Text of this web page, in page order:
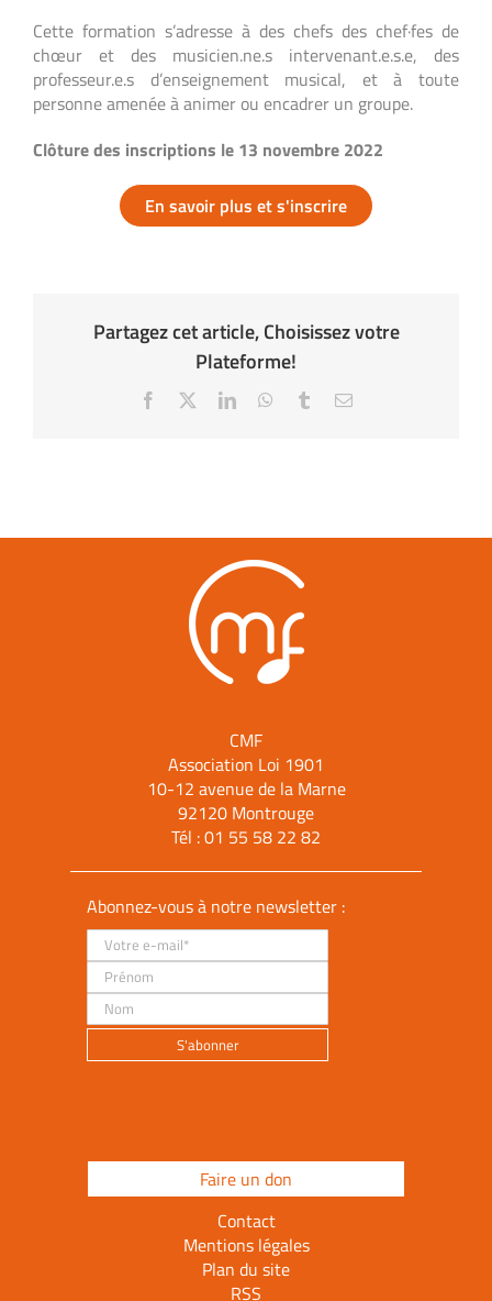
Cette formation s’adresse à des chefs des chef·fes de
chœur et des musicien.ne.s intervenant.e.s.e, des
professeur.e.s d’enseignement musical, et à toute
personne amenée à animer ou encadrer un groupe.
Clôture des inscriptions le 13 novembre 2022
En savoir plus et s'inscrire
Partagez cet article, Choisissez votre
Plateforme!
Facebook LinkedInWhatsApp
TumblrEmail
CMF
Association Loi 1901
10-12 avenue de la Marne
92120 Montrouge
Tél :01 55 58 22 82
Abonnez-vous à notre newsletter :
Faire un don
Contact
Mentions légales
Plan du site
RSS